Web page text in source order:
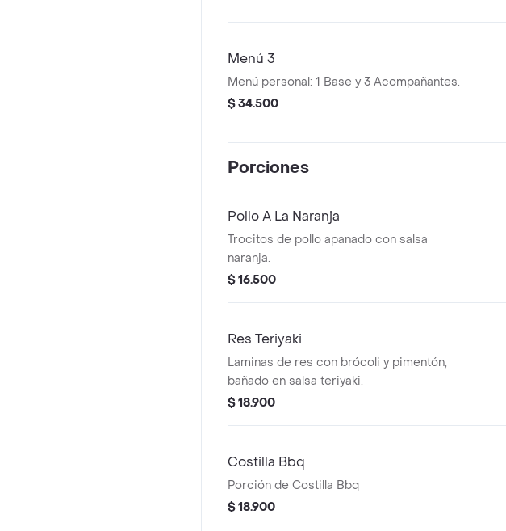
Menú 3
Menú personal: 1 Base y 3 Acompañantes.
$ 34.500
Porciones
Pollo A La Naranja
Trocitos de pollo apanado con salsa
naranja.
$ 16.500
Res Teriyaki
Laminas de res con brócoli y pimentón,
bañado en salsa teriyaki.
$ 18.900
Costilla Bbq
Porción de Costilla Bbq
$ 18.900